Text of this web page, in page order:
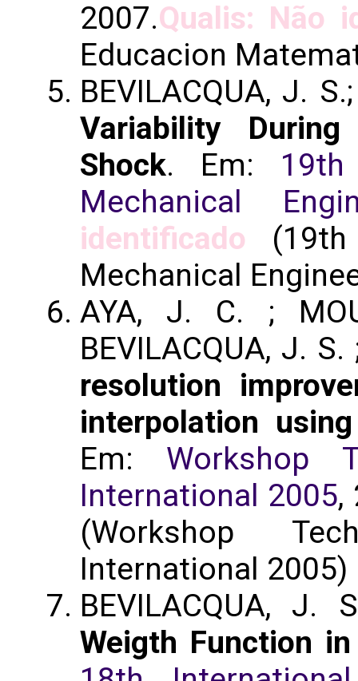
2007.Qualis: Não
Educacion
BEVILACQUA, J.
Variability
Shock. Em:
Mechanical
identificado (19th
Mechanical
AYA, J. C. ;
BEVILACQUA, J.
resolution
interpolation
Em: Workshop
International 2005,
(Workshop
International 2005)
BEVILACQUA, J.
Weigth Function